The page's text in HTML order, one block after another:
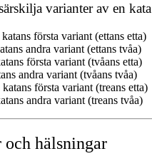
varianter av en kata
första variant (ettans etta)
andra variant (ettans tvåa)
första variant (tvåans etta)
andra variant (tvåans tvåa)
första variant (treans etta)
andra variant (treans tvåa)
hälsningar